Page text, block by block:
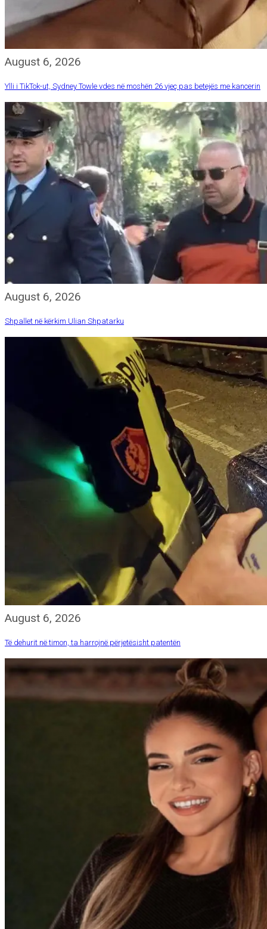
August 6, 2026
Ylli i TikTok-ut, Sydney Towle vdes në moshën 26 vjeç pas betejës me kancerin
August 6, 2026
Shpallet në kërkim Ulian Shpatarku
August 6, 2026
Të dehurit në timon, ta harrojnë përjetësisht patentën